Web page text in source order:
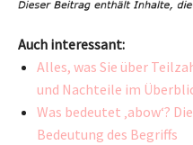
Auch interessant:
Alles, was Sie über
und Nachteile im
Was bedeutet ‚abow‘?
Bedeutung des Begriffs